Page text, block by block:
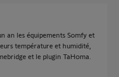
an les équipements Somfy et
température et humidité,
et le plugin TaHoma.